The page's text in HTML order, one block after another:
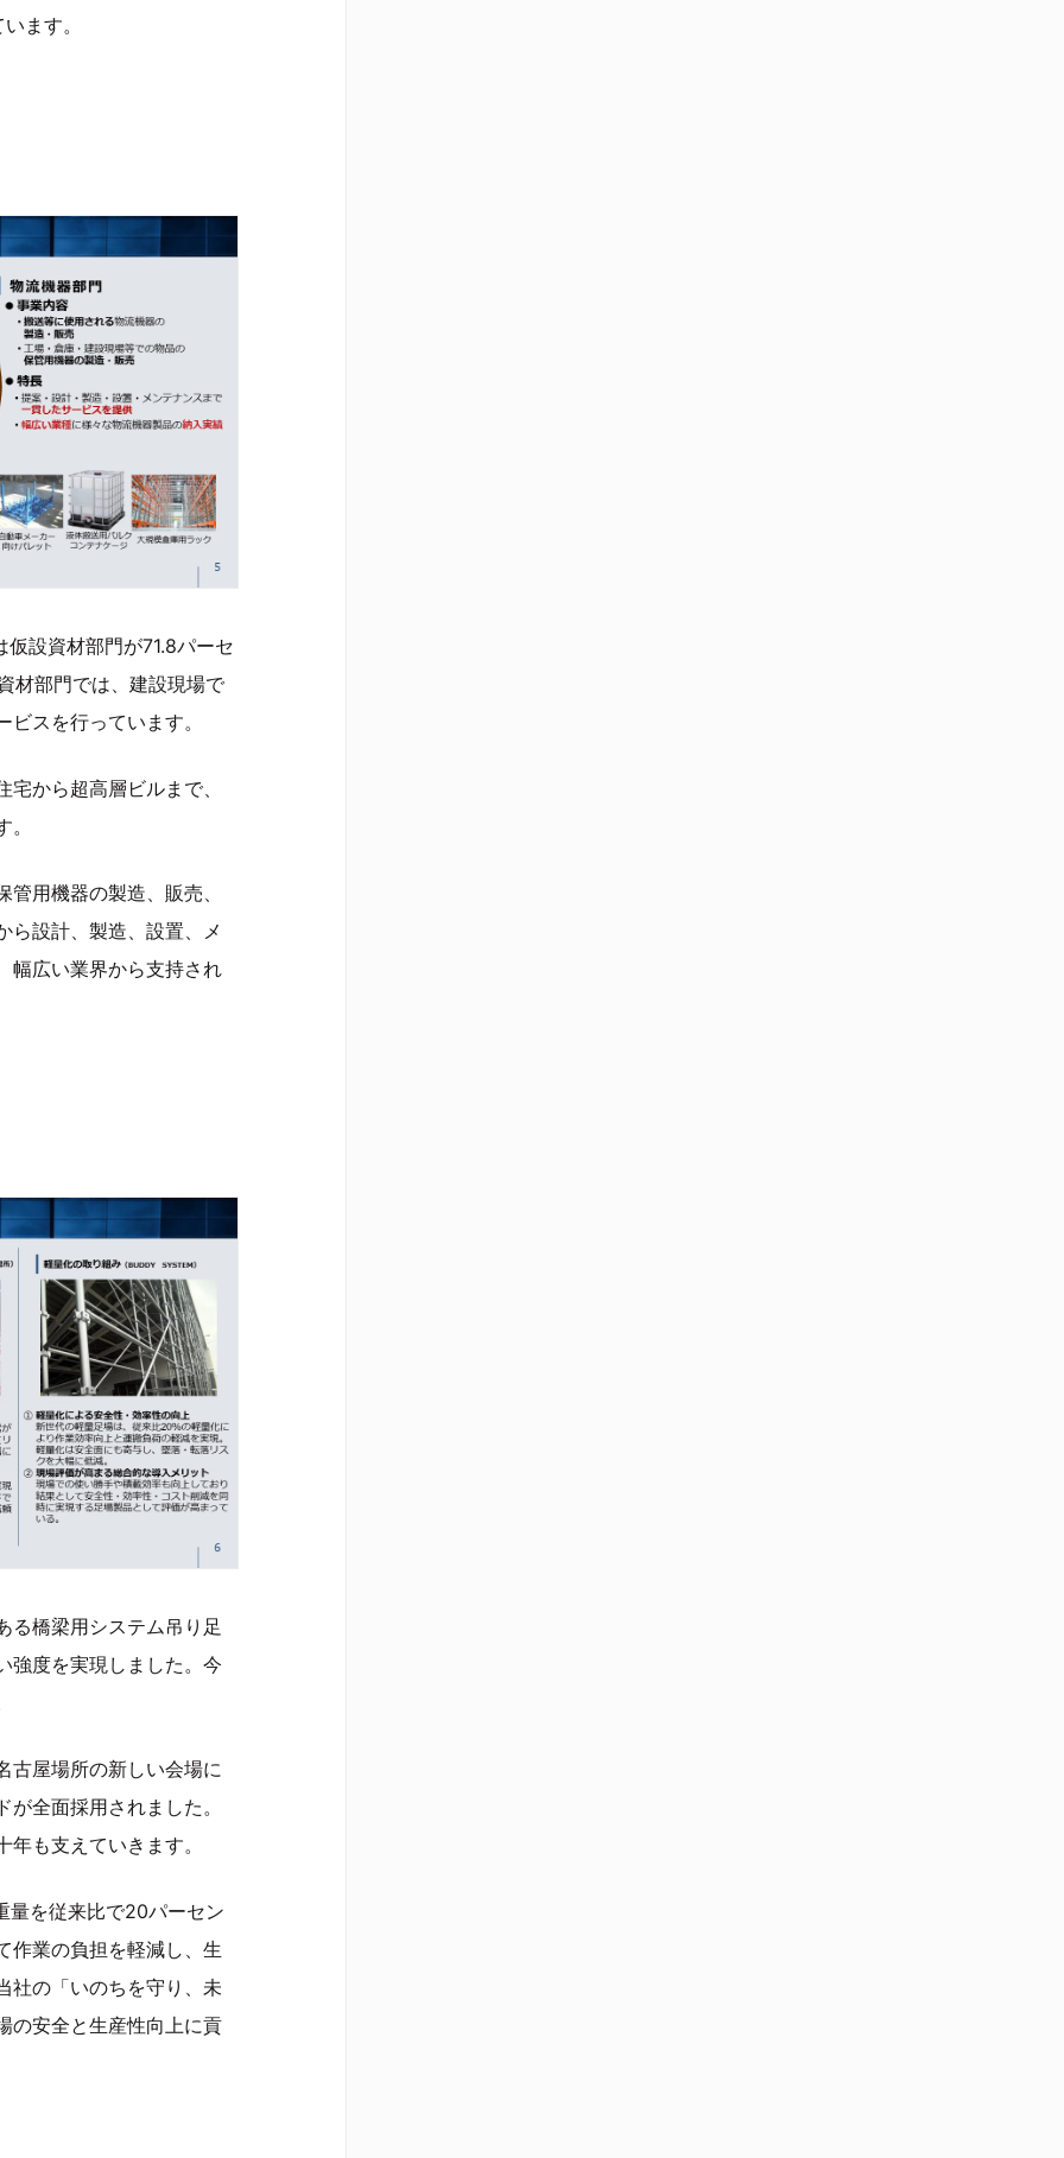
ます。
設資材部門が71.8パーセ
材部門では、建設現場で
スを行っています。
から超高層ビルまで、
用機器の製造、販売、
ら設計、製造、設置、メ
幅広い業界から支持され
る橋梁用システム吊り足
強度を実現しました。今
古屋場所の新しい会場に
全面採用されました。
も支えていきます。
量を従来比で20パーセン
作業の負担を軽減し、生
社の「いのちを守り、未
の安全と生産性向上に貢